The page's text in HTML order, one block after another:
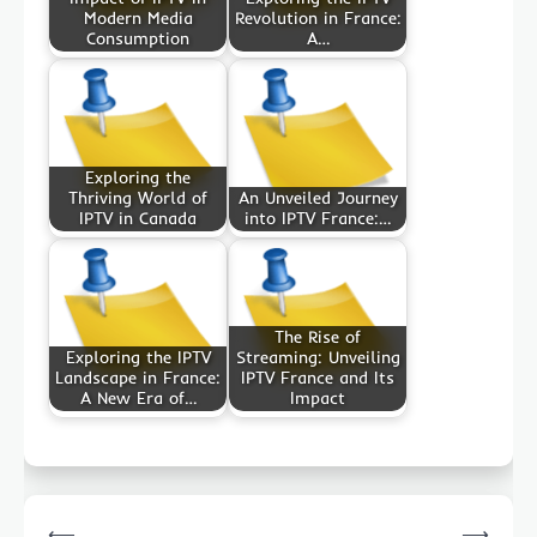
Modern Media
Consumption
Revolution in France:
A…
Exploring the
Thriving World of
IPTV in Canada
An Unveiled Journey
into IPTV France:…
Exploring the IPTV
Landscape in France:
A New Era of…
The Rise of
Streaming: Unveiling
IPTV France and Its
Impact